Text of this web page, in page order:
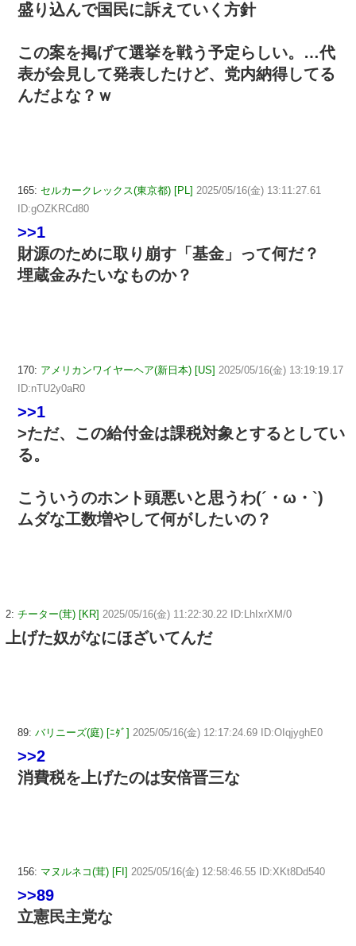
盛り込んで国民に訴えていく方針
この案を掲げて選挙を戦う予定らしい。…代
表が会見して発表したけど、党内納得してる
んだよな？ｗ
165: セルカークレックス(東京都) [PL] 2025/05/16(金) 13:11:27.61
ID:gOZKRCd80
>>1
財源のために取り崩す「基金」って何だ？
埋蔵金みたいなものか？
170: アメリカンワイヤーヘア(新日本) [US] 2025/05/16(金) 13:19:19.17
ID:nTU2y0aR0
>>1
>ただ、この給付金は課税対象とするとしてい
る。
こういうのホント頭悪いと思うわ(´・ω・`)
ムダな工数増やして何がしたいの？
2: チーター(茸) [KR] 2025/05/16(金) 11:22:30.22 ID:LhIxrXM/0
上げた奴がなにほざいてんだ
89: バリニーズ(庭) [ﾆﾀﾞ] 2025/05/16(金) 12:17:24.69 ID:OIqjyghE0
>>2
消費税を上げたのは安倍晋三な
156: マヌルネコ(茸) [FI] 2025/05/16(金) 12:58:46.55 ID:XKt8Dd540
>>89
立憲民主党な